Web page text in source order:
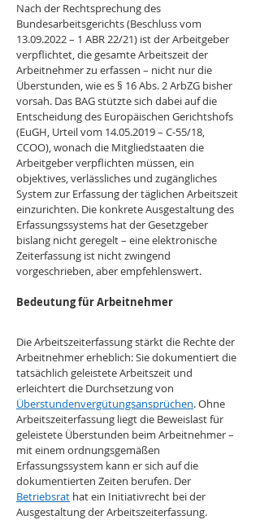
Nach der Rechtsprechung des
Bundesarbeitsgerichts (Beschluss vom
13.09.2022 – 1 ABR 22/21) ist der Arbeitgeber
verpflichtet, die gesamte Arbeitszeit der
Arbeitnehmer zu erfassen – nicht nur die
Überstunden, wie es § 16 Abs. 2 ArbZG bisher
vorsah. Das BAG stützte sich dabei auf die
Entscheidung des Europäischen Gerichtshofs
(EuGH, Urteil vom 14.05.2019 – C-55/18,
CCOO), wonach die Mitgliedstaaten die
Arbeitgeber verpflichten müssen, ein
objektives, verlässliches und zugängliches
System zur Erfassung der täglichen Arbeitszeit
einzurichten. Die konkrete Ausgestaltung des
Erfassungssystems hat der Gesetzgeber
bislang nicht geregelt – eine elektronische
Zeiterfassung ist nicht zwingend
vorgeschrieben, aber empfehlenswert.
Bedeutung für Arbeitnehmer
Die Arbeitszeiterfassung stärkt die Rechte der
Arbeitnehmer erheblich: Sie dokumentiert die
tatsächlich geleistete Arbeitszeit und
erleichtert die Durchsetzung von
Überstundenvergütungsansprüchen. Ohne
Arbeitszeiterfassung liegt die Beweislast für
geleistete Überstunden beim Arbeitnehmer –
mit einem ordnungsgemäßen
Erfassungssystem kann er sich auf die
dokumentierten Zeiten berufen. Der
Betriebsrat hat ein Initiativrecht bei der
Ausgestaltung der Arbeitszeiterfassung.